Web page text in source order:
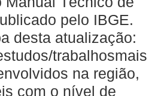
pelo IBGE.
desta atualização:
trabalhosmais
na região,
com o nível de